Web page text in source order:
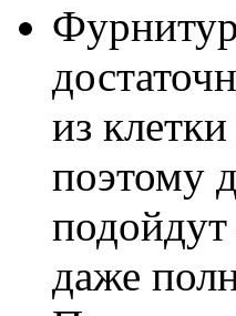
из
поэтому
даже